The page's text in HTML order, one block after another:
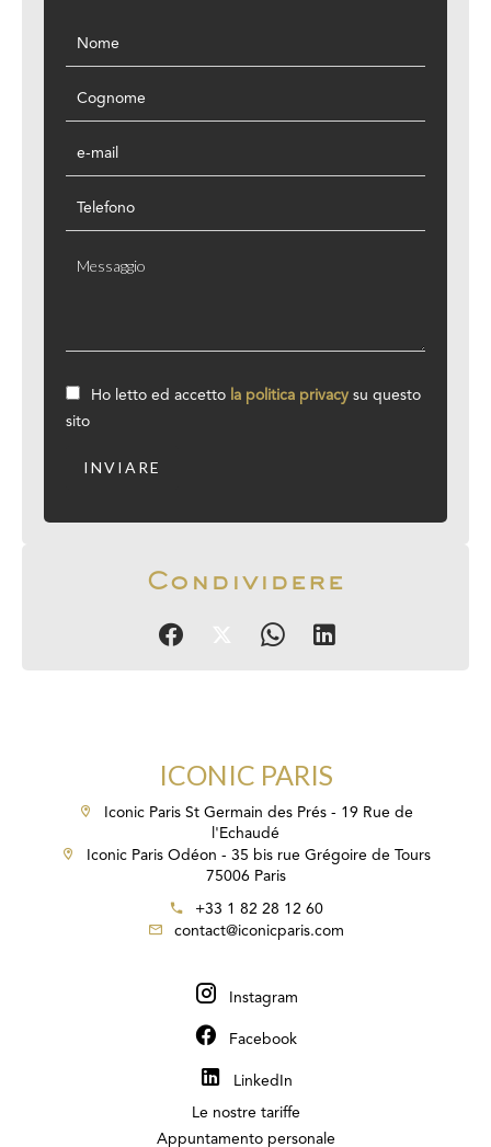
Ho letto ed accetto la politica privacy su questo
sito
INVIARE
Condividere
ICONIC PARIS
Iconic Paris St Germain des Prés - 19 Rue de
l'Echaudé
Iconic Paris Odéon - 35 bis rue Grégoire de Tours
75006 Paris
+33 1 82 28 12 60
contact@iconicparis.com
Instagram
Facebook
LinkedIn
Le nostre tariffe
Appuntamento personale